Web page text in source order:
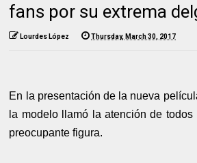
fans por su extrema
Lourdes López Thursday, March 30, 2017
En la presentación de la nueva
la modelo llamó la atención de
preocupante figura.